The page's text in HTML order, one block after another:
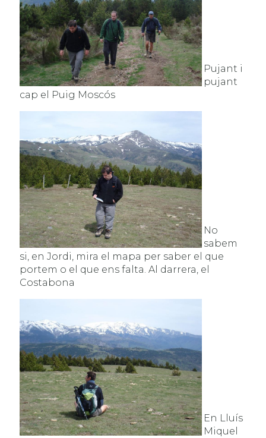
Pujant i
pujant
cap el Puig Moscós
No
sabem
si, en Jordi, mira el mapa per saber el que
portem o el que ens falta. Al darrera, el
Costabona
En Lluís
Miquel